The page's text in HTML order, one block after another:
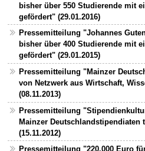
bisher über 550 Studierende mit
gefördert" (29.01.2016)
Pressemitteilung "Johannes
bisher über 400 Studierende mit
gefördert" (29.01.2015)
Pressemitteilung "Mainzer
von Netzwerk aus Wirtschaft,
(08.11.2013)
Pressemitteilung
Mainzer Deutschlandstipendiaten
(15.11.2012)
Pressemitteilung "220.000 Euro